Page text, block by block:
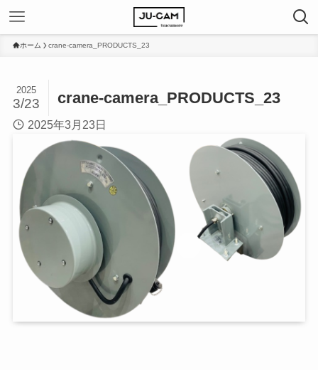
ホーム crane-camera_PRODUCTS_23
crane-camera_PRODUCTS_23
2025
3/23
2025年3月23日